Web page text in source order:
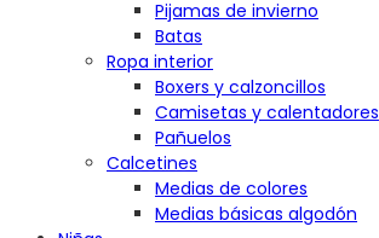
Pijamas de invierno
Batas
Ropa interior
Boxers y calzoncillos
Camisetas y calentadores
Pañuelos
Calcetines
Medias de colores
Medias básicas algodón